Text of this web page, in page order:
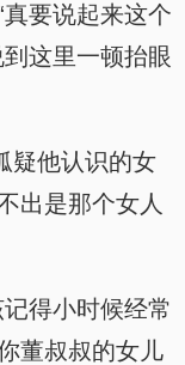
要说起来这个
这里一顿抬眼
疑他认识的女
出是那个女人
得小时候经常
董叔叔的女儿